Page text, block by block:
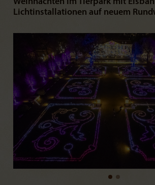
Lichtinstallationen auf neuem